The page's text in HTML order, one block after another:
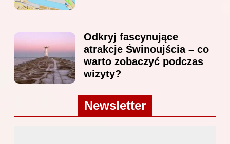
Odkryj fascynujące
atrakcje Świnoujścia – co
warto zobaczyć podczas
wizyty?
Newsletter